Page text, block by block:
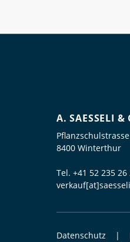
A. SAESSELI &
8400 Winterthur
Tel. +41 52 235 26
Datenschutz